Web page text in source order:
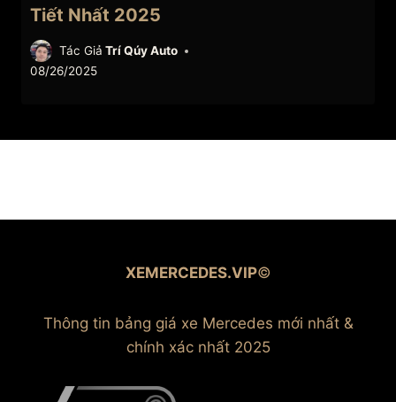
Tiết Nhất 2025
Tác Giả Trí Qúy Auto
08/26/2025
XEMERCEDES.VIP©
Thông tin bảng giá xe Mercedes mới nhất &
chính xác nhất 2025